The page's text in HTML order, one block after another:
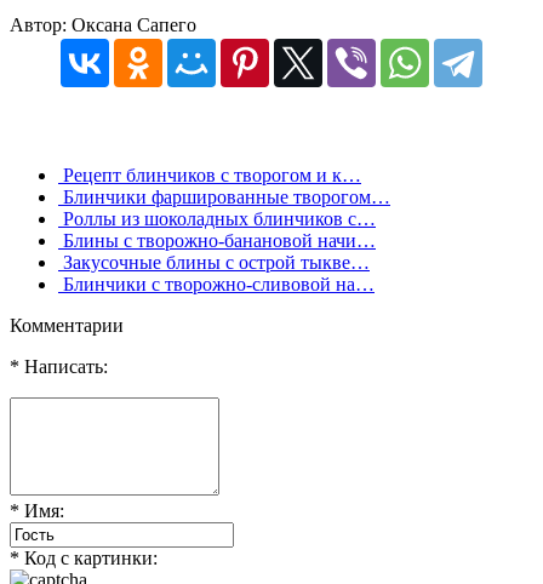
Автор: Оксана Сапего
Рецепт блинчиков с творогом и к…
Блинчики фаршированные творогом…
Роллы из шоколадных блинчиков с…
Блины с творожно-банановой начи…
Закусочные блины с острой тыкве…
Блинчики с творожно-сливовой на…
Комментарии
* Написать:
* Имя:
* Код с картинки: